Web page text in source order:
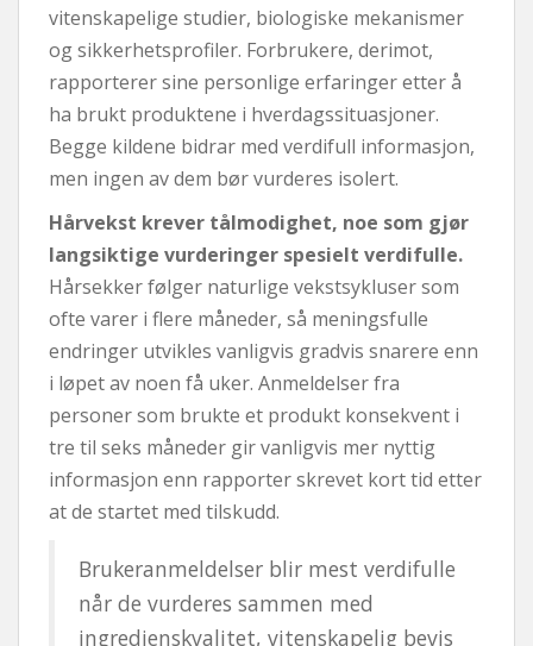
vitenskapelige studier, biologiske mekanismer
og sikkerhetsprofiler. Forbrukere, derimot,
rapporterer sine personlige erfaringer etter å
ha brukt produktene i hverdagssituasjoner.
Begge kildene bidrar med verdifull informasjon,
men ingen av dem bør vurderes isolert.
Hårvekst krever tålmodighet, noe som gjør
langsiktige vurderinger spesielt verdifulle.
Hårsekker følger naturlige vekstsykluser som
ofte varer i flere måneder, så meningsfulle
endringer utvikles vanligvis gradvis snarere enn
i løpet av noen få uker. Anmeldelser fra
personer som brukte et produkt konsekvent i
tre til seks måneder gir vanligvis mer nyttig
informasjon enn rapporter skrevet kort tid etter
at de startet med tilskudd.
Brukeranmeldelser blir mest verdifulle
når de vurderes sammen med
ingredienskvalitet, vitenskapelig bevis